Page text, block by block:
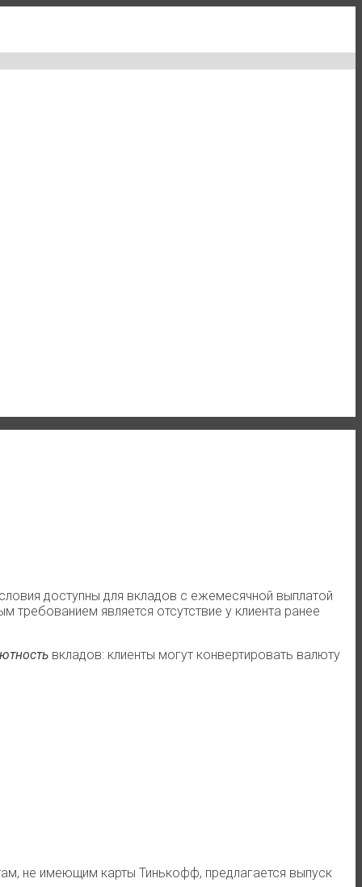
доступны для вкладов с ежемесячной выплатой
является отсутствие у клиента ранее
вкладов: клиенты могут конвертировать валюту
не имеющим карты Тинькофф, предлагается выпуск